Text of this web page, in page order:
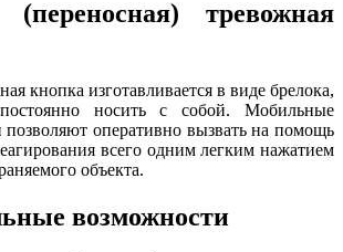
тревожная
кнопка изготавливается в виде брелока,
носить с собой. Мобильные
оперативно вызвать на помощь
всего одним легким нажатием
объекта.
возможности